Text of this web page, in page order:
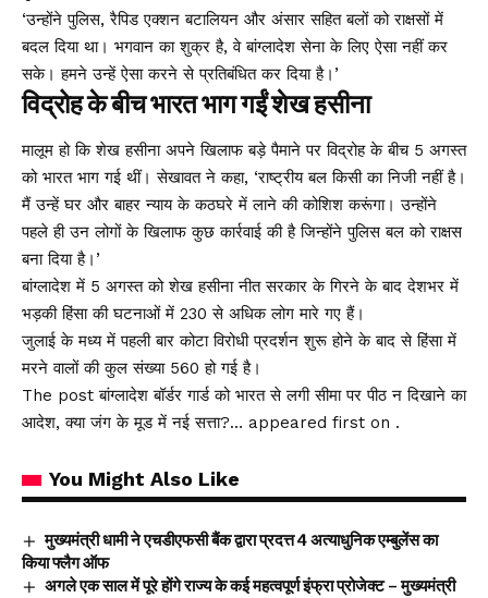
‘उन्होंने पुलिस, रैपिड एक्शन बटालियन और अंसार सहित बलों को राक्षसों में
बदल दिया था। भगवान का शुक्र है, वे बांग्लादेश सेना के लिए ऐसा नहीं कर
सके। हमने उन्हें ऐसा करने से प्रतिबंधित कर दिया है।’
विद्रोह के बीच भारत भाग गईं शेख हसीना
मालूम हो कि शेख हसीना अपने खिलाफ बड़े पैमाने पर विद्रोह के बीच 5 अगस्त
को भारत भाग गई थीं। सेखावत ने कहा, ‘राष्ट्रीय बल किसी का निजी नहीं है।
मैं उन्हें घर और बाहर न्याय के कठघरे में लाने की कोशिश करूंगा। उन्होंने
पहले ही उन लोगों के खिलाफ कुछ कार्रवाई की है जिन्होंने पुलिस बल को राक्षस
बना दिया है।’
बांग्लादेश में 5 अगस्त को शेख हसीना नीत सरकार के गिरने के बाद देशभर में
भड़की हिंसा की घटनाओं में 230 से अधिक लोग मारे गए हैं।
जुलाई के मध्य में पहली बार कोटा विरोधी प्रदर्शन शुरू होने के बाद से हिंसा में
मरने वालों की कुल संख्या 560 हो गई है।
The post बांग्लादेश बॉर्डर गार्ड को भारत से लगी सीमा पर पीठ न दिखाने का
आदेश, क्या जंग के मूड में नई सत्ता?… appeared first on .
You Might Also Like
मुख्यमंत्री धामी ने एचडीएफसी बैंक द्वारा प्रदत्त 4 अत्याधुनिक एम्बुलेंस का
किया फ्लैग ऑफ
अगले एक साल में पूरे होंगे राज्य के कई महत्वपूर्ण इंफ्रा प्रोजेक्ट – मुख्यमंत्री